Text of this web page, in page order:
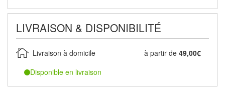
LIVRAISON & DISPONIBILITÉ
Livraison à domicile à partir de 49,00€
Disponible en livraison